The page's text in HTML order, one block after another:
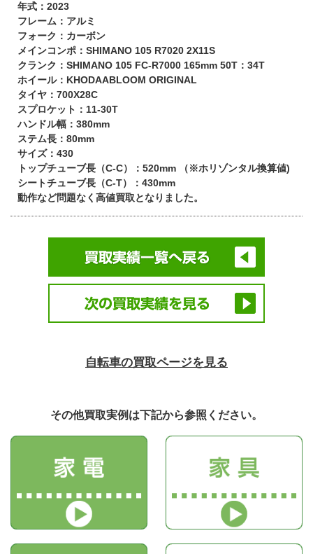
年式：2023
フレーム：アルミ
フォーク：カーボン
メインコンポ：SHIMANO 105 R7020 2X11S
クランク：SHIMANO 105 FC-R7000 165mm 50T：34T
ホイール：KHODAABLOOM ORIGINAL
タイヤ：700X28C
スプロケット：11-30T
ハンドル幅：380mm
ステム長：80mm
サイズ：430
トップチューブ長（C-C）：520mm （※ホリゾンタル換算値)
シートチューブ長（C-T）：430mm
動作など問題なく高値買取となりました。
自転車の買取ページを見る
その他買取実例は下記から参照ください。